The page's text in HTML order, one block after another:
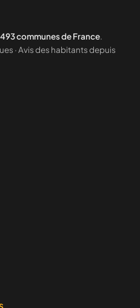
communes de France.
· Avis des habitants depuis